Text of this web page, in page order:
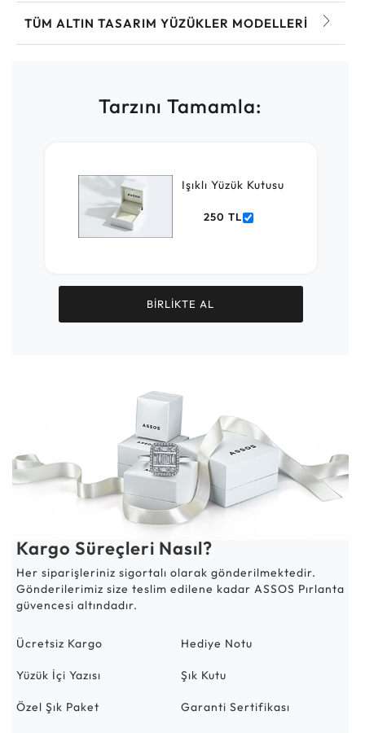
TÜM ALTIN TASARIM YÜZÜKLER MODELLERI
Tarzını Tamamla:
Işıklı Yüzük Kutusu
250 TL
BİRLİKTE AL
Kargo Süreçleri Nasıl?
Her siparişleriniz sigortalı olarak gönderilmektedir.
Gönderilerimiz size teslim edilene kadar ASSOS Pırlanta
güvencesi altındadır.
Ücretsiz Kargo Hediye Notu
Yüzük İçi Yazısı Şık Kutu
Özel Şık Paket Garanti Sertifikası